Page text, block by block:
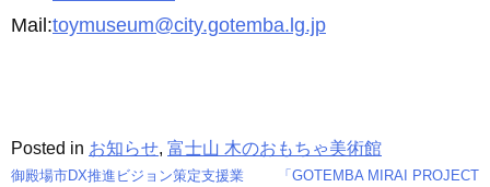
Mail:toymuseum@city.gotemba.lg.jp
Posted in お知らせ, 富士山 木のおもちゃ美術館
御殿場市DX推進ビジョン策定支援業
「GOTEMBA MIRAI PROJECT